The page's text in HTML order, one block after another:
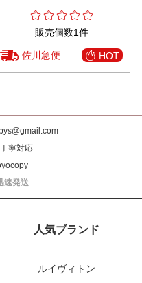
販売個数1件
佐川急便 HOT
寧対応
速発送
人気ブランド
ルイヴィトン